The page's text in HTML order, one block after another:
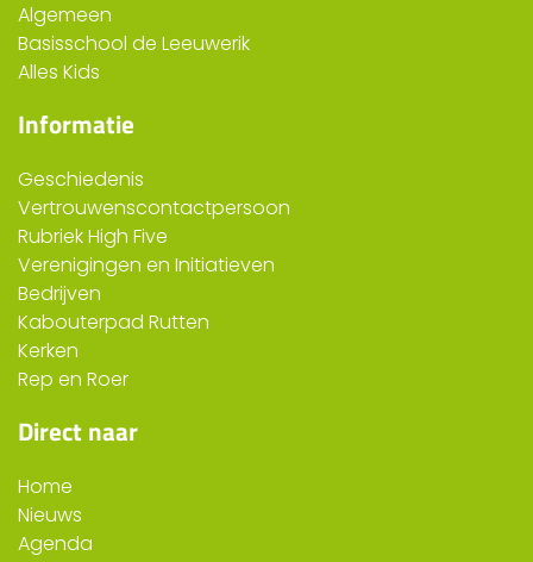
Algemeen
Basisschool de Leeuwerik
Alles Kids
Informatie
Geschiedenis
Vertrouwenscontactpersoon
Rubriek High Five
Verenigingen en Initiatieven
Bedrijven
Kabouterpad Rutten
Kerken
Rep en Roer
Direct naar
Home
Nieuws
Agenda